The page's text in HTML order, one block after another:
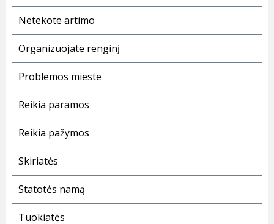
Netekote artimo
Organizuojate renginį
Problemos mieste
Reikia paramos
Reikia pažymos
Skiriatės
Statotės namą
Tuokiatės